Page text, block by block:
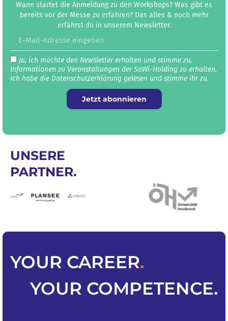
Wann startet die Anmeldung zu den Workshops? Was gibt es
bereits vor der Messe zu erfahren? Das alles & noch mehr
erfährst du in unserem Newsletter.
Ja, ich möchte den Newsletter erhalten und stimme zu,
Informationen zu Veranstaltungen der SoWi-Holding zu erhalten.
Ich habe die Datenschutz­erklärung gelesen und stimme ihr zu.
Jetzt abonnieren
UNSERE
PARTNER.
YOUR CAREER.
YOUR COMPETENCE.